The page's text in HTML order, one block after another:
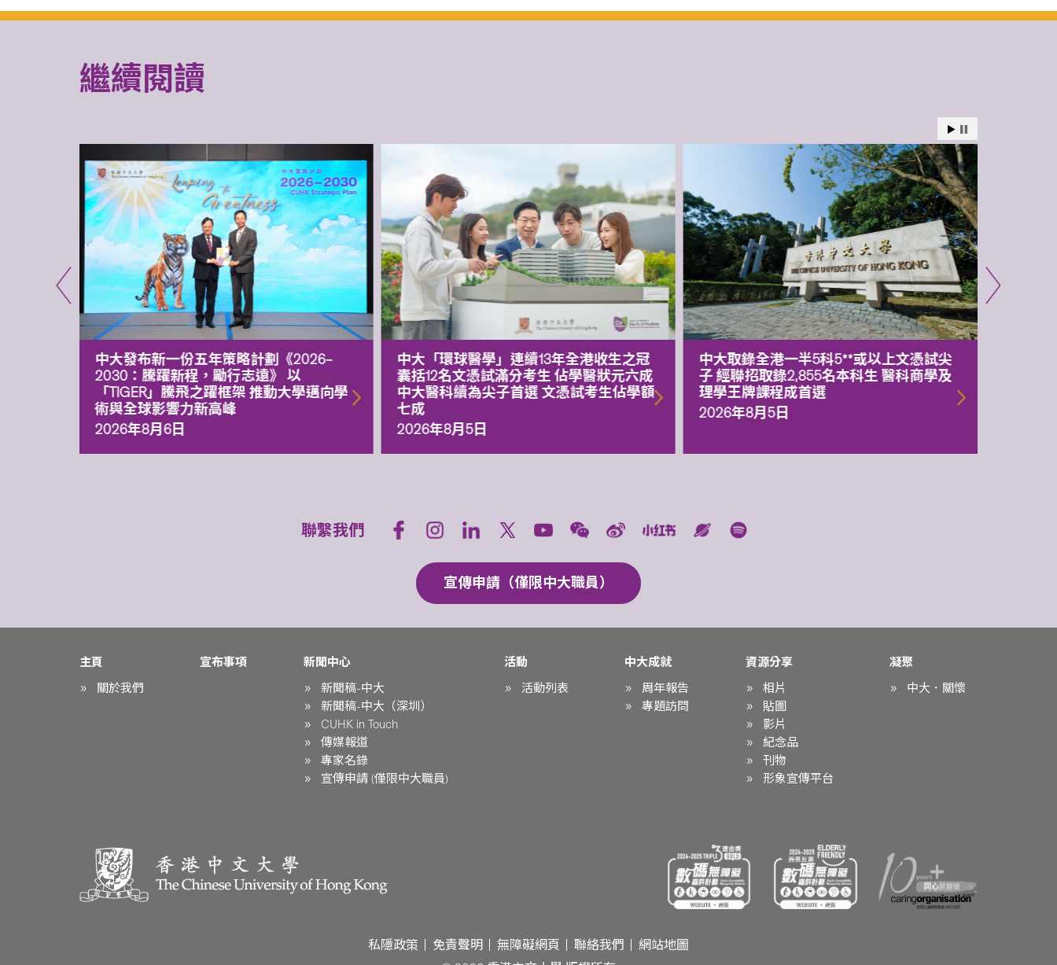
繼續閱讀
中大發布新一份五年策略計劃《2026‒
2030：騰躍新程，勵行志遠》 以
「TIGER」騰飛之躍框架 推動大學邁向學
術與全球影響力新高峰
2026年8月6日
中大「環球醫學」連續13年全港收生之冠
囊括12名文憑試滿分考生 佔學醫狀元六成
中大醫科續為尖子首選 文憑試考生佔學額
七成
2026年8月5日
中大取錄全港一半5科5**或以上文憑試尖
子 經聯招取錄2,855名本科生 醫科商學及
理學王牌課程成首選
2026年8月5日
聯繫我們
宣傳申請（僅限中大職員）
主頁
關於我們
宣布事項
新聞中心
新聞稿-中大
新聞稿-中大（深圳）
CUHK in Touch
傳媒報道
專家名錄
宣傳申請 (僅限中大職員)
活動
活動列表
中大成就
周年報告
專題訪問
資源分享
相片
貼圖
影片
紀念品
刊物
形象宣傳平台
凝聚
中大．關懷
私隱政策 免責聲明 無障礙網頁 聯絡我們
網站地圖